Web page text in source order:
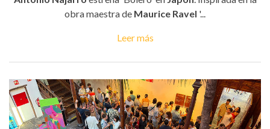
obra maestra de Maurice Ravel '...
Leer más